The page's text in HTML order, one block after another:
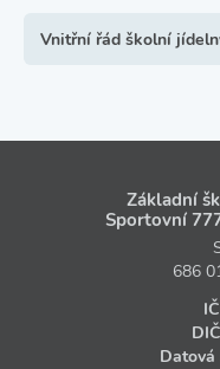
Vnitřní řád školní
Základní
Sportovní
686
Datová